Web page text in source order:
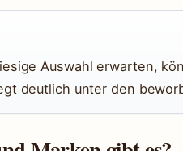
Auswahl erwarten,
deutlich unter den